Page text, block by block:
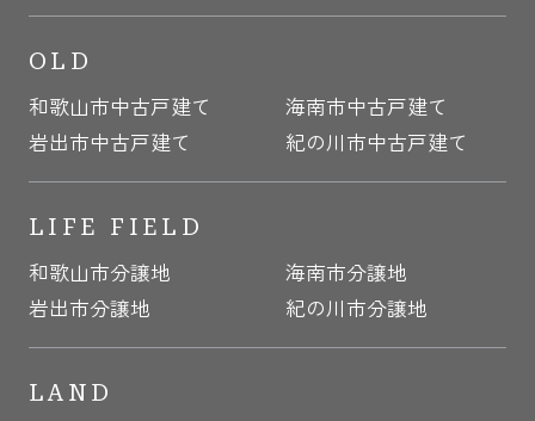
OLD
和歌山市中古戸建て
海南市中古戸建て
岩出市中古戸建て
紀の川市中古戸建て
LIFE FIELD
和歌山市分譲地
海南市分譲地
岩出市分譲地
紀の川市分譲地
LAND